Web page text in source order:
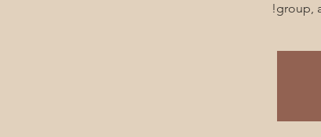
group,